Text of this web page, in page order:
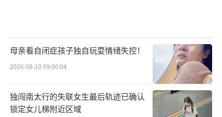
母亲看自闭症孩子独自玩耍情绪失控！
2026-08-10 09:00:04
独闯南太行的失联女生最后轨迹已确认
锁定女儿梯附近区域